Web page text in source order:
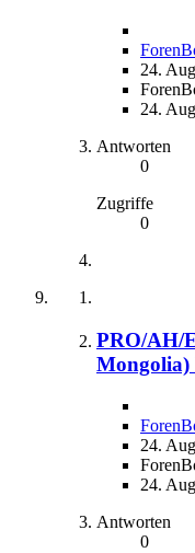
24.
24.
Antworten
0
Zugriffe
0
PRO/AH/
Mongolia)
24.
24.
Antworten
0